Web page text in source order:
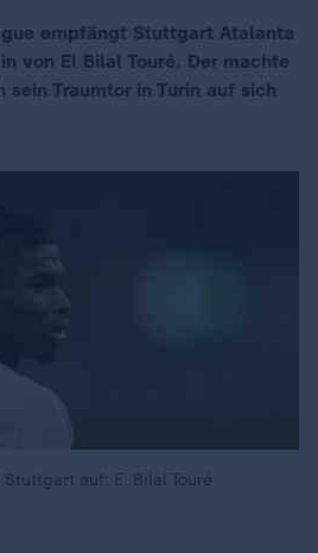
empfängt Stuttgart Atalanta
von El Bilal Touré. Der machte
Traumtor in Turin auf sich
auf: E. Bilal Touré